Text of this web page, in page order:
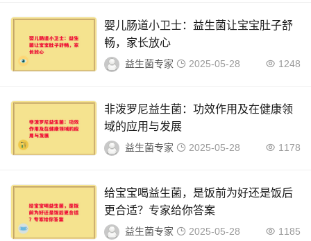
婴儿肠道小卫士：益生菌让宝宝肚子舒
畅，家长放心
益生菌专家 2025-05-28 1248
非泼罗尼益生菌：功效作用及在健康领
域的应用与发展
益生菌专家 2025-05-28 1178
给宝宝喝益生菌，是饭前为好还是饭后
更合适？专家给你答案
益生菌专家 2025-05-28 1185